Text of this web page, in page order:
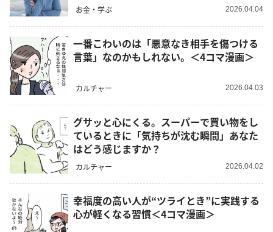
お金・学ぶ 2026.04.04
一番こわいのは「悪意なき相手を傷つける
言葉」なのかもしれない。＜4コマ漫画＞
カルチャー 2026.04.03
グサッと心にくる。スーパーで買い物をし
ているときに「気持ちが沈む瞬間」あなた
はどう感じますか？
カルチャー 2026.04.02
幸福度の高い人が“ツライとき”に実践する
心が軽くなる習慣＜4コマ漫画＞